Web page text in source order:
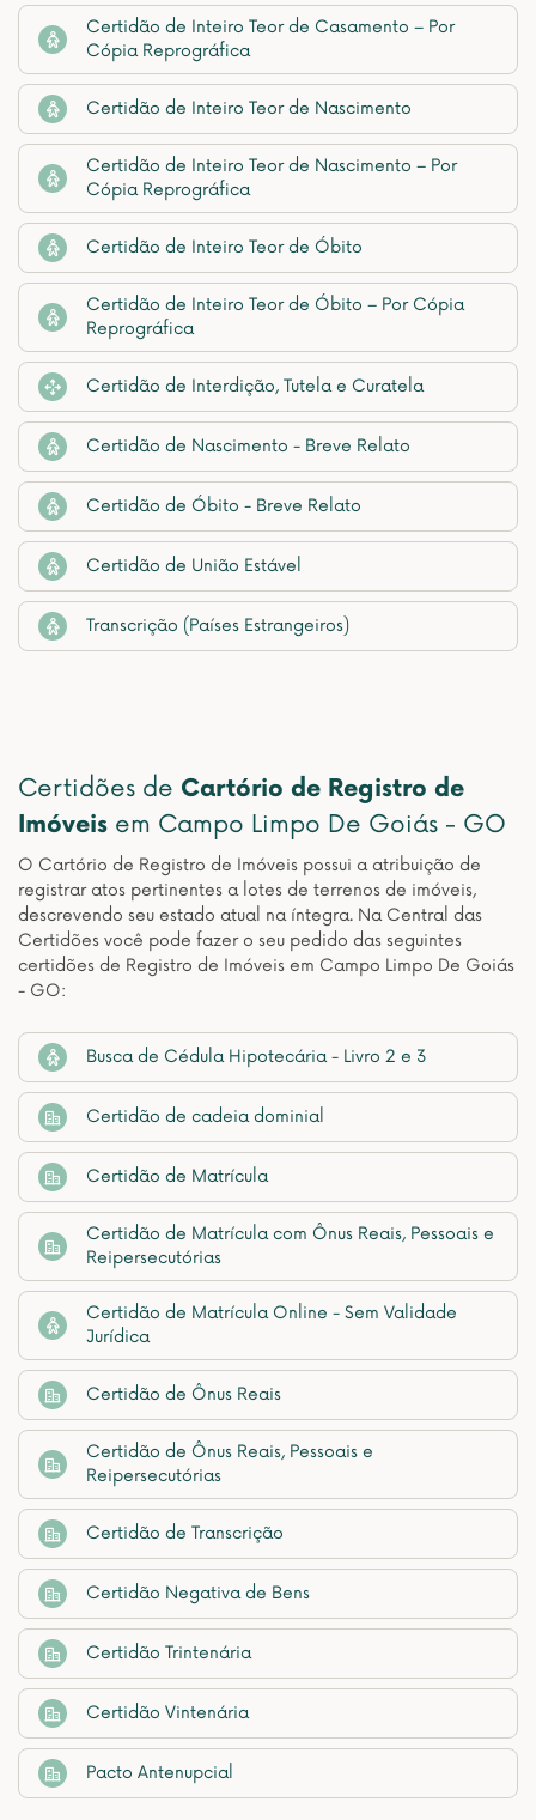
Certidão de Inteiro Teor de Casamento – Por
Cópia Reprográfica
Certidão de Inteiro Teor de Nascimento
Certidão de Inteiro Teor de Nascimento – Por
Cópia Reprográfica
Certidão de Inteiro Teor de Óbito
Certidão de Inteiro Teor de Óbito – Por Cópia
Reprográfica
Certidão de Interdição, Tutela e Curatela
Certidão de Nascimento - Breve Relato
Certidão de Óbito - Breve Relato
Certidão de União Estável
Transcrição (Países Estrangeiros)
Certidões de Cartório de Registro de
Imóveis em Campo Limpo De Goiás - GO
O Cartório de Registro de Imóveis possui a atribuição de
registrar atos pertinentes a lotes de terrenos de imóveis,
descrevendo seu estado atual na íntegra. Na Central das
Certidões você pode fazer o seu pedido das seguintes
certidões de Registro de Imóveis em Campo Limpo De Goiás
- GO:
Busca de Cédula Hipotecária - Livro 2 e 3
Certidão de cadeia dominial
Certidão de Matrícula
Certidão de Matrícula com Ônus Reais, Pessoais e
Reipersecutórias
Certidão de Matrícula Online - Sem Validade
Jurídica
Certidão de Ônus Reais
Certidão de Ônus Reais, Pessoais e
Reipersecutórias
Certidão de Transcrição
Certidão Negativa de Bens
Certidão Trintenária
Certidão Vintenária
Pacto Antenupcial